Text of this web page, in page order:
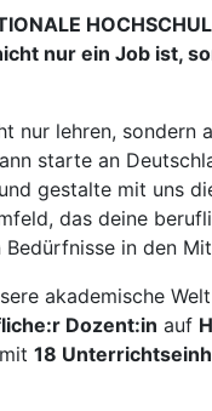
nur ein Job ist,
nur lehren, sondern
starte an
gestalte mit uns
das deine
Bedürfnisse in den
akademische
Dozent:in auf
mit 18